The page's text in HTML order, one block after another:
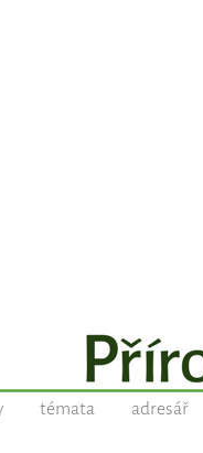
témata adresář